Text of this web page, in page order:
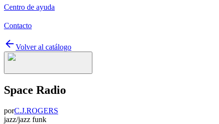
Centro de ayuda
Contacto
Volver al catálogo
Space Radio
porC.J.ROGERS
jazz/jazz funk